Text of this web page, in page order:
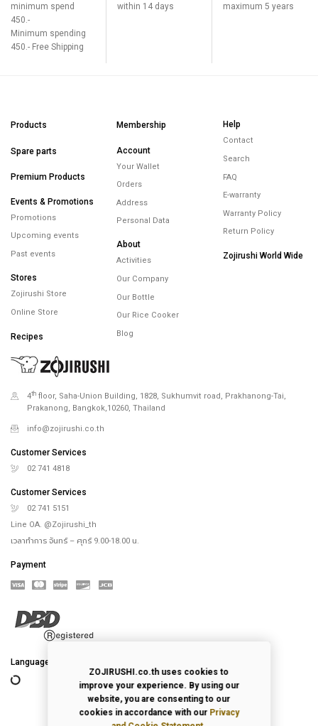
minimum spend
450.-
Minimum spending
450.- Free Shipping
within 14 days
maximum 5 years
Products
Spare parts
Premium Products
Events & Promotions
Promotions
Upcoming events
Past events
Stores
Zojirushi Store
Online Store
Recipes
Membership
Account
Your Wallet
Orders
Address
Personal Data
About
Activities
Our Company
Our Bottle
Our Rice Cooker
Blog
Help
Contact
Search
FAQ
E-warranty
Warranty Policy
Return Policy
Zojirushi World Wide
4th floor, Saha-Union Building, 1828, Sukhumvit road, Prakhanong-Tai,
Prakanong, Bangkok,10260, Thailand
info@zojirushi.co.th
Customer Services
02 741 4818
Customer Services
02 741 5151
Line OA. @Zojirushi_th
เวลาทำการ จันทร์ – ศุกร์ 9.00-18.00 น.
Payment
Language
ZOJIRUSHI.co.th uses cookies to
improve your experience. By using our
website, you are consenting to our
cookies in accordance with our Privacy